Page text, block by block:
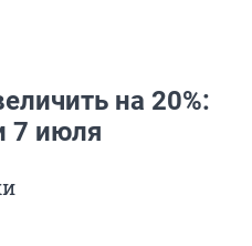
на 20%:
7 июля